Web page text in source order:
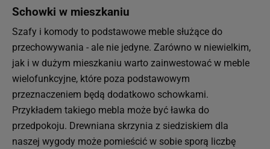
Schowki w mieszkaniu
Szafy i komody to podstawowe meble służące do
przechowywania - ale nie jedyne. Zarówno w niewielkim,
jak i w dużym mieszkaniu warto zainwestować w meble
wielofunkcyjne, które poza podstawowym
przeznaczeniem będą dodatkowo schowkami.
Przykładem takiego mebla może być ławka do
przedpokoju. Drewniana skrzynia z siedziskiem dla
naszej wygody może pomieścić w sobie sporą liczbę